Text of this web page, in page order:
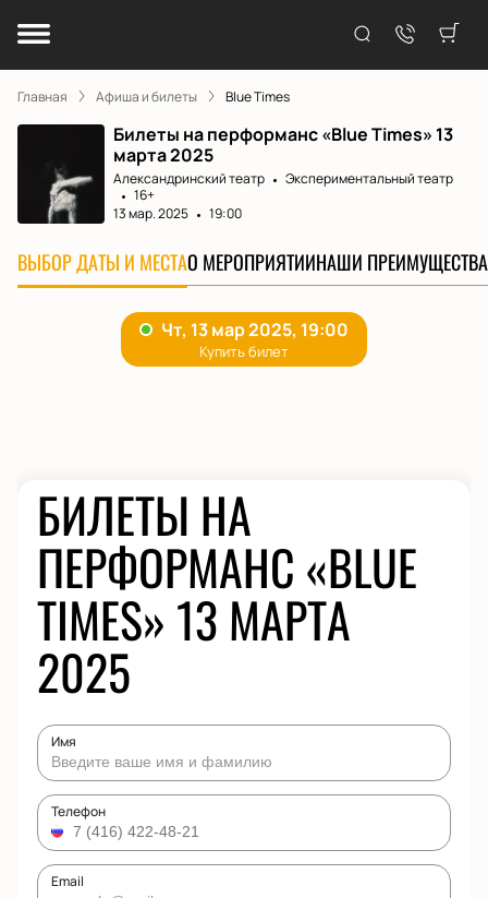
Главная Афиша и билеты Blue Times
Билеты на перформанс «Blue Times» 13
марта 2025
Александринский театр
Экспериментальный театр
16+
13 мар. 2025
19:00
ВЫБОР ДАТЫ И МЕСТАО МЕРОПРИЯТИИНАШИ ПРЕИМУЩЕСТВА
БИЛЕТЫ НА
ПЕРФОРМАНС «BLUE
TIMES» 13 МАРТА
2025
Имя
Телефон
Email